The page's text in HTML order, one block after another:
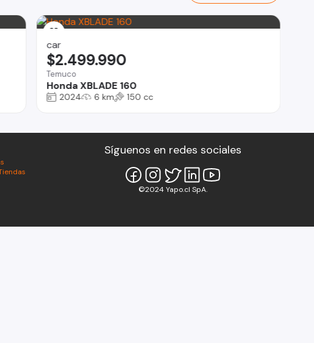
car
Temuco
Honda XBLADE 160
$2.499.990
2024 6 km 150 cc
Síguenos en redes sociales
©2024 Yapo.cl SpA.